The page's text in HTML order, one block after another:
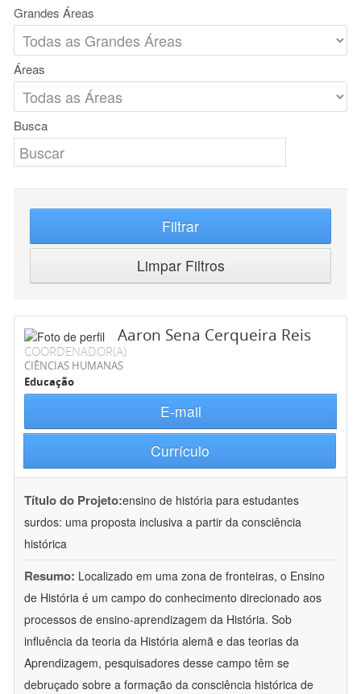
Grandes Áreas
Áreas
Busca
Filtrar
Limpar Filtros
Aaron Sena Cerqueira Reis
COORDENADOR(A)
CIÊNCIAS HUMANAS
Educação
E-mail
Currículo
Título do Projeto:ensino de história para estudantes
surdos: uma proposta inclusiva a partir da consciência
histórica
Resumo: Localizado em uma zona de fronteiras, o Ensino
de História é um campo do conhecimento direcionado aos
processos de ensino-aprendizagem da História. Sob
influência da teoria da História alemã e das teorias da
Aprendizagem, pesquisadores desse campo têm se
debruçado sobre a formação da consciência histórica de